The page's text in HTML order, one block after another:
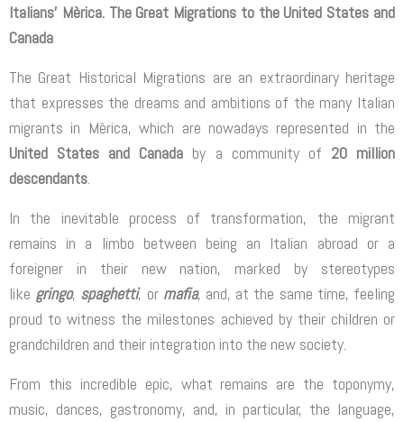
Italians’ Mèrica. The Great Migrations to the United States and
Canada
The Great Historical Migrations are an extraordinary heritage
that expresses the dreams and ambitions of the many Italian
migrants in Mèrica, which are nowadays represented in the
United States and Canada by a community of 20 million
descendants
In the inevitable process of transformation, the migrant
remains in a limbo between being an Italian abroad or a
foreigner in their new nation, marked by stereotypes
like gringo, spaghetti, or mafia, and, at the same time, feeling
proud to witness the milestones achieved by their children or
grandchildren and their integration into the new society.
From this incredible epic, what remains are the toponymy,
music, dances, gastronomy, and, in particular, the language,